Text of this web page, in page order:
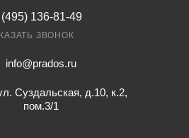
136-81-49
ЗВОНОК
info@prados.ru
Суздальская, д.10, к.2,
пом.3/1